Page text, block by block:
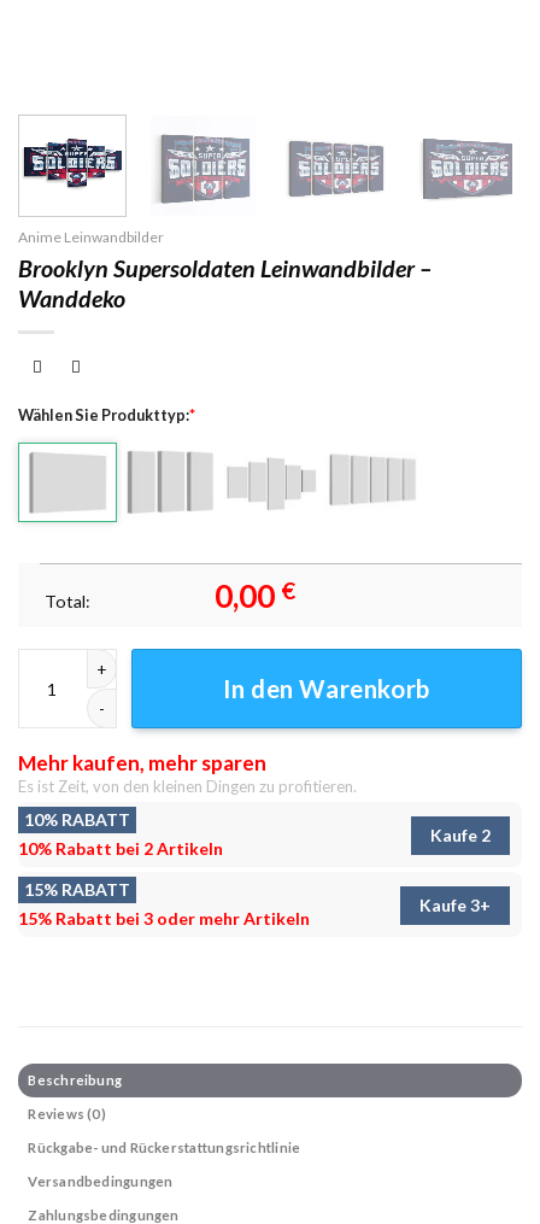
Anime Leinwandbilder
Brooklyn Supersoldaten Leinwandbilder –
Wanddeko
Wählen Sie Produkttyp:*
Total: 0,00 €
In den Warenkorb
Mehr kaufen, mehr sparen
Es ist Zeit, von den kleinen Dingen zu profitieren.
10% RABATT
10% Rabatt bei 2 Artikeln
Kaufe 2
15% RABATT
15% Rabatt bei 3 oder mehr Artikeln
Kaufe 3+
Beschreibung
Reviews (0)
Rückgabe- und Rückerstattungsrichtlinie
Versandbedingungen
Zahlungsbedingungen